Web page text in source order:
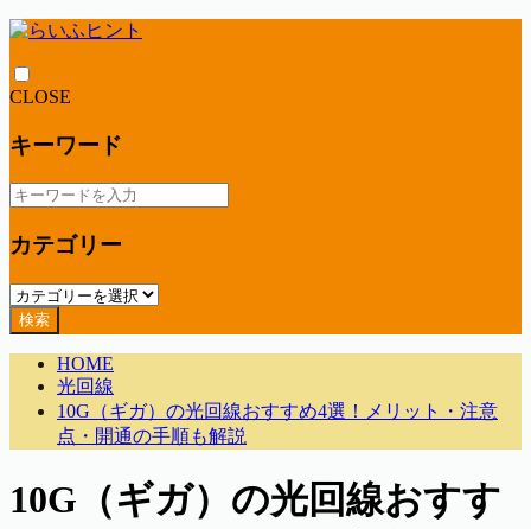
CLOSE
キーワード
カテゴリー
検索
HOME
光回線
10G（ギガ）の光回線おすすめ4選！メリット・注意
点・開通の手順も解説
10G（ギガ）の光回線おすす